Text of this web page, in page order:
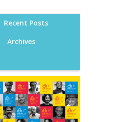
Recent Posts
Archives